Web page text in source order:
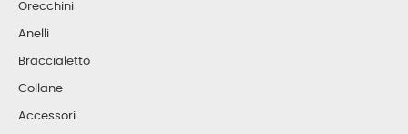
Orecchini
Anelli
Braccialetto
Collane
Accessori